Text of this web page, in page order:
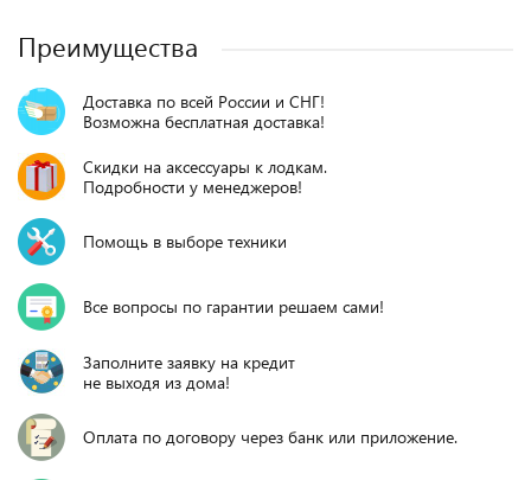
Преимущества
Доставка по всей России и СНГ!
Возможна бесплатная доставка!
Скидки на аксессуары к лодкам.
Подробности у менеджеров!
Помощь в выборе техники
Все вопросы по гарантии решаем сами!
Заполните заявку на кредит
не выходя из дома!
Оплата по договору через банк или приложение.